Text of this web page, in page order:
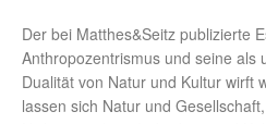
Der bei Matthes&Seitz publizierte
Anthropozentrismus und seine als
Dualität von Natur und Kultur wirft
lassen sich Natur und